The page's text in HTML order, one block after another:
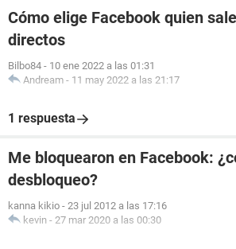
Cómo elige Facebook quien
directos
Bilbo84 - 10 ene 2022 a las 01:31
Andream - 11 may 2022 a las 21:17
1 respuesta
Me bloquearon en Facebook:
desbloqueo?
kanna kikio - 23 jul 2012 a las 17:16
kevin - 27 mar 2020 a las 00:30